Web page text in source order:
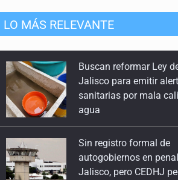
LO MÁS RELEVANTE
Sin registro formal de
autogobiernos en
Jalisco, pero CEDHJ
informes tras denuncia
Congreso sólo autorizó
del terreno en San
diputada